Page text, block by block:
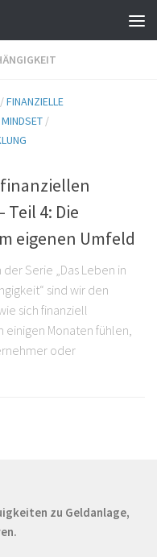
/FINANZIELLE
/
finanziellen
Teil 4: Die
eigenen Umfeld
Serie „Das Leben in
sind wir den
sich finanziell
einigen Monaten fühlen,
oder
zu Geldanlage,